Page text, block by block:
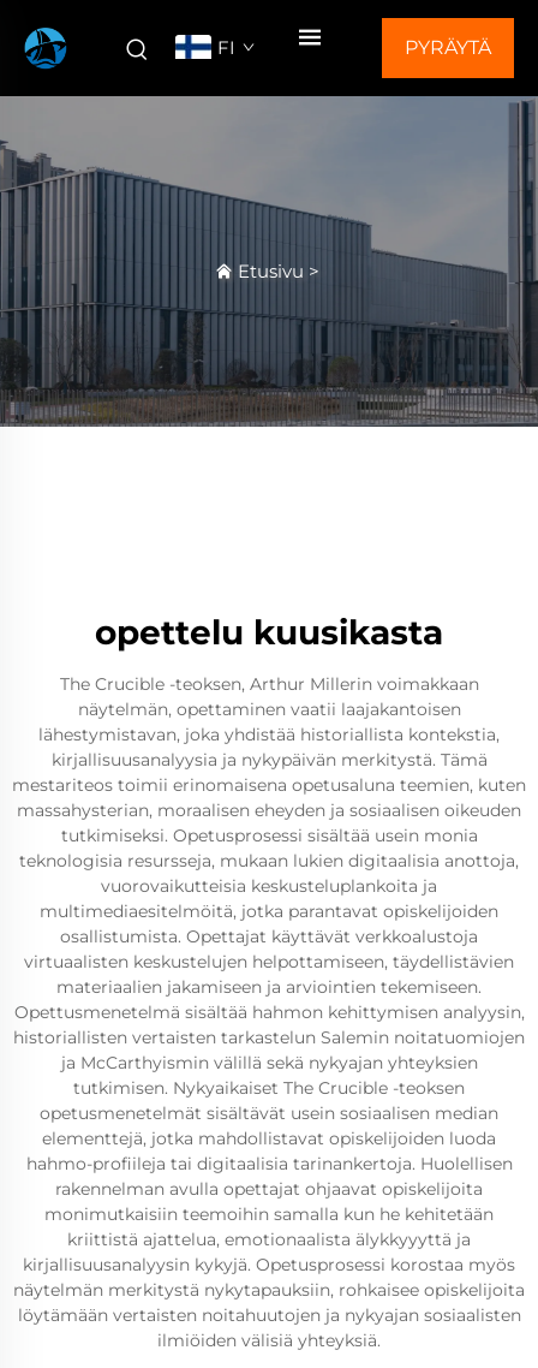
FI PYRÄYTÄ
Etusivu >
opettelu kuusikasta
The Crucible -teoksen, Arthur Millerin voimakkaan
näytelmän, opettaminen vaatii laajakantoisen
lähestymistavan, joka yhdistää historiallista kontekstia,
kirjallisuusanalyysia ja nykypäivän merkitystä. Tämä
mestariteos toimii erinomaisena opetusaluna teemien, kuten
massahysterian, moraalisen eheyden ja sosiaalisen oikeuden
tutkimiseksi. Opetusprosessi sisältää usein monia
teknologisia resursseja, mukaan lukien digitaalisia anottoja,
vuorovaikutteisia keskusteluplankoita ja
multimediaesitelmöitä, jotka parantavat opiskelijoiden
osallistumista. Opettajat käyttävät verkkoalustoja
virtuaalisten keskustelujen helpottamiseen, täydellistävien
materiaalien jakamiseen ja arviointien tekemiseen.
Opettusmenetelmä sisältää hahmon kehittymisen analyysin,
historiallisten vertaisten tarkastelun Salemin noitatuomiojen
ja McCarthyismin välillä sekä nykyajan yhteyksien
tutkimisen. Nykyaikaiset The Crucible -teoksen
opetusmenetelmät sisältävät usein sosiaalisen median
elementtejä, jotka mahdollistavat opiskelijoiden luoda
hahmo-profiileja tai digitaalisia tarinankertoja. Huolellisen
rakennelman avulla opettajat ohjaavat opiskelijoita
monimutkaisiin teemoihin samalla kun he kehitetään
kriittistä ajattelua, emotionaalista älykkyyyttä ja
kirjallisuusanalyysin kykyjä. Opetusprosessi korostaa myös
näytelmän merkitystä nykytapauksiin, rohkaisee opiskelijoita
löytämään vertaisten noitahuutojen ja nykyajan sosiaalisten
ilmiöiden välisiä yhteyksiä.